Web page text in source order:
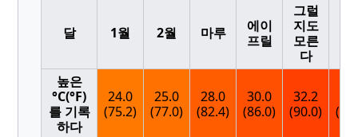
달 1월 2월 마루
에이
프릴
그럴
지도
모른
다
높은
°C(°F)
를 기록
하다
24.0
(75.2)
25.0
(77.0)
28.0
(82.4)
30.0
(86.0)
32.2
(90.0)